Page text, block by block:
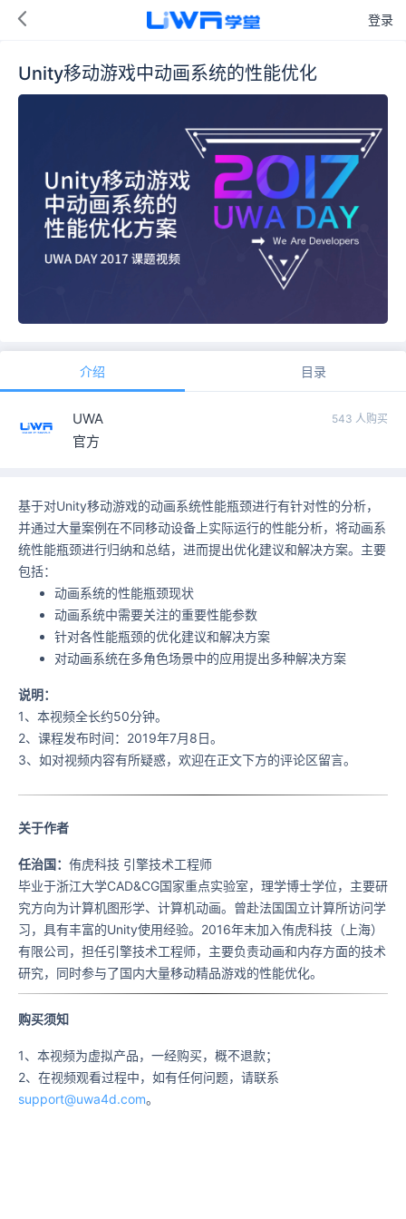
登录
Unity移动游戏中动画系统的性能优化
介绍 目录
UWA 543 人购买
官方
基于对Unity移动游戏的动画系统性能瓶颈进行有针对性的分析，
并通过大量案例在不同移动设备上实际运行的性能分析，将动画系
统性能瓶颈进行归纳和总结，进而提出优化建议和解决方案。主要
包括：
动画系统的性能瓶颈现状
动画系统中需要关注的重要性能参数
针对各性能瓶颈的优化建议和解决方案
对动画系统在多角色场景中的应用提出多种解决方案
说明：
1、本视频全长约50分钟。
2、课程发布时间：2019年7月8日。
3、如对视频内容有所疑惑，欢迎在正文下方的评论区留言。
关于作者
任治国： 侑虎科技 引擎技术工程师
毕业于浙江大学CAD&CG国家重点实验室，理学博士学位，主要研
究方向为计算机图形学、计算机动画。曾赴法国国立计算所访问学
习，具有丰富的Unity使用经验。2016年末加入侑虎科技（上海）
有限公司，担任引擎技术工程师，主要负责动画和内存方面的技术
研究，同时参与了国内大量移动精品游戏的性能优化。
购买须知
1、本视频为虚拟产品，一经购买，概不退款；
2、在视频观看过程中，如有任何问题，请联系
support@uwa4d.com。